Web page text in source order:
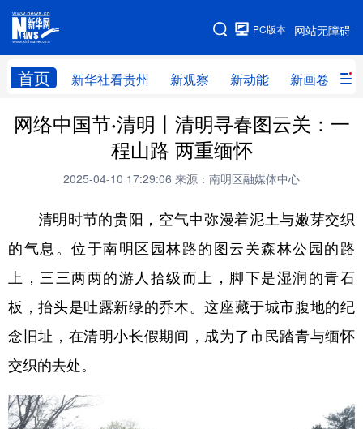
网站无障碍
PC版本
首页 新华社看贵州 新观察 新动能 新画卷
网站地图
新华社看贵州 新观察 新动能 新画卷
贵州领导 人事
直播
畅游贵州 数字贵州 律动贵州 健康贵州
光影贵州 部门之窗 县区直达 企业速递
六盘水 毕节 铜仁 黔东南
黔南
地方频道
网络中国节·清明丨清明寻春图云关：一
程山路 两重缅怀
2025-04-10 17:29:06 来源：南明区融媒体中心
清明时节的贵阳，空气中弥漫着泥土与嫩芽交织
的气息。位于南明区园林路的图云关森林公园的路
上，三三两两的游人拾级而上，脚下是湿润的青石
板，抬头是吐露新绿的乔木。这座藏于城市腹地的纪
念旧址，在清明小长假期间，成为了市民踏青与缅怀
交织的去处。